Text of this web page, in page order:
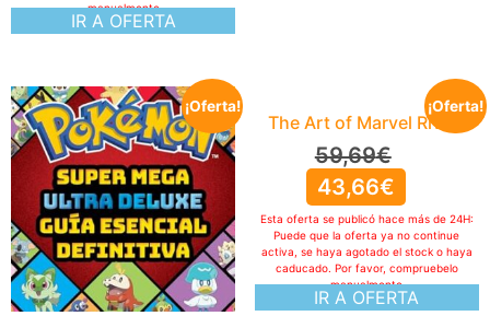
IR A OFERTA
manualmente
¡Oferta! ¡Oferta!
The Art of Marvel Rivals
59,69€
43,66€
IR A OFERTA
Esta oferta se publicó hace más de 24H:
Puede que la oferta ya no continue
activa, se haya agotado el stock o haya
caducado. Por favor, compruebelo
manualmente